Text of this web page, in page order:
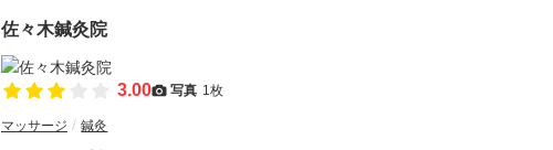
佐々木鍼灸院
3.00 写真 1枚
マッサージ 鍼灸